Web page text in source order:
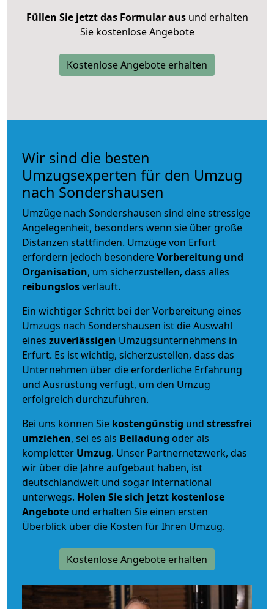
Füllen Sie jetzt das Formular ausund erhalten
Sie kostenlose Angebote
Kostenlose Angebote erhalten
Wir sind die besten
Umzugsexperten für den Umzug
nach Sondershausen
Umzüge nach Sondershausen sind eine stressige
Angelegenheit, besonders wenn sie über große
Distanzen stattfinden. Umzüge von Erfurt
erfordern jedoch besondereVorbereitung und
Organisation, um sicherzustellen, dass alles
reibungslosverläuft.
Ein wichtiger Schritt bei der Vorbereitung eines
Umzugs nach Sondershausen ist die Auswahl
eines zuverlässigen Umzugsunternehmens in
Erfurt. Es ist wichtig, sicherzustellen, dass das
Unternehmen über die erforderliche Erfahrung
und Ausrüstung verfügt, um den Umzug
erfolgreich durchzuführen.
Bei uns können Sie kostengünstig und stressfrei
umziehen, sei es als Beiladung oder als
kompletter Umzug. Unser Partnernetzwerk, das
wir über die Jahre aufgebaut haben, ist
deutschlandweit und sogar international
unterwegs. Holen Sie sich jetzt kostenlose
Angebote und erhalten Sie einen ersten
Überblick über die Kosten für Ihren Umzug.
Kostenlose Angebote erhalten